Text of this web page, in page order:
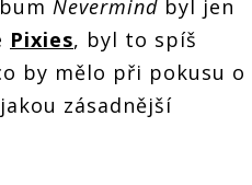
Nevermind byl jen
Pixies, byl to spíš
by mělo při pokusu o
zásadnější